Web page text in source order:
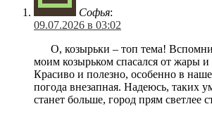
Софья:
09.07.2026 в 03:02
О, козырьки – топ тема!
моим козырьком спасался от жары
Красиво и полезно, особенно в
погода внезапная. Надеюсь, таких
станет больше, город прям светлее